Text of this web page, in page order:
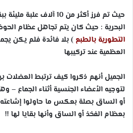
حيث تم فرز أكثر من 10 آلاف
البحرية : حيث كان يتم تجاهل عظام
التطورية بالطبع ) بلا فائدة فلم يكن
العظمية عند تركيبها
الجميل أنهم ذكروا كيف ترتبط العضلات
لتوجيه الأعضاء الجنسية أثناء الجماع –
أو الساق بصلة بعكس ما حاولوا
بعظام الفخذ أو الساق وأنها بقايا لها !!